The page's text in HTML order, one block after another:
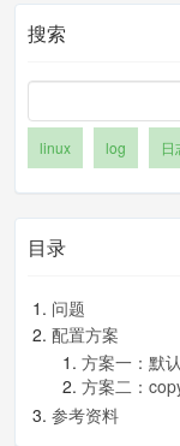
如果程序不支
这个方案的思
下：
拷贝程序当前
原来的文件中
清空程序正在
的日志还是输
件只是把文件
搜索
linux log 日
目录
问题
配置方案
方案一：默
方案二：
参考资料